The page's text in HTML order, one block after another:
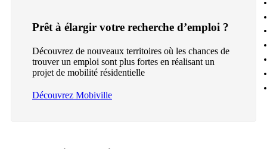
Prêt à élargir votre recherche d’emploi ?
Découvrez de nouveaux territoires où les chances de
trouver un emploi sont plus fortes en réalisant un
projet de mobilité résidentielle
Découvrez Mobiville